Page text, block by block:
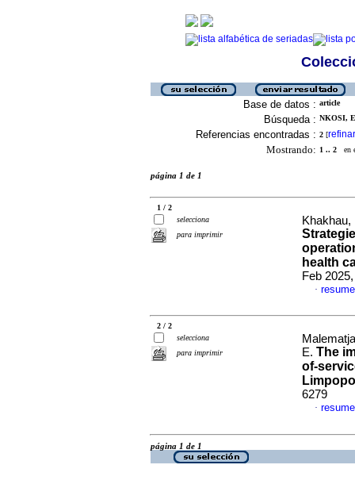
Base de datos : article
Búsqueda : NKOSI,
Referencias encontradas : 2 [refinar
Mostrando: 1 .. 2 en
página 1 de 1
1 / 2
selecciona
para imprimir
health
Feb
·
2 / 2
selecciona
para imprimir
E. The
of-
Limpopo
6279
·
página 1 de 1